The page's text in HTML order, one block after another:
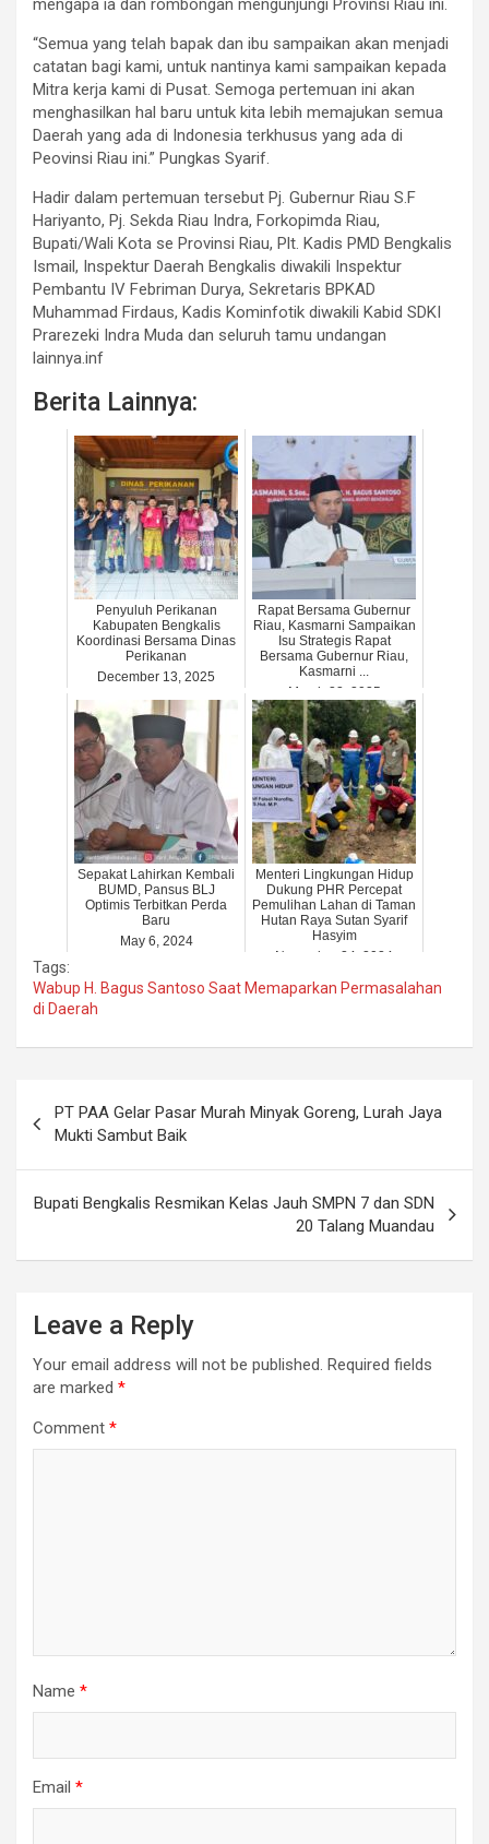
mengapa ia dan rombongan mengunjungi Provinsi Riau ini.
“Semua yang telah bapak dan ibu sampaikan akan menjadi
catatan bagi kami, untuk nantinya kami sampaikan kepada
Mitra kerja kami di Pusat. Semoga pertemuan ini akan
menghasilkan hal baru untuk kita lebih memajukan semua
Daerah yang ada di Indonesia terkhusus yang ada di
Peovinsi Riau ini.” Pungkas Syarif.
Hadir dalam pertemuan tersebut Pj. Gubernur Riau S.F
Hariyanto, Pj. Sekda Riau Indra, Forkopimda Riau,
Bupati/Wali Kota se Provinsi Riau, Plt. Kadis PMD Bengkalis
Ismail, Inspektur Daerah Bengkalis diwakili Inspektur
Pembantu IV Febriman Durya, Sekretaris BPKAD
Muhammad Firdaus, Kadis Kominfotik diwakili Kabid SDKI
Prarezeki Indra Muda dan seluruh tamu undangan
lainnya.inf
Berita Lainnya:
Penyuluh Perikanan
Kabupaten Bengkalis
Koordinasi Bersama Dinas
Perikanan
December 13, 2025
Rapat Bersama Gubernur
Riau, Kasmarni Sampaikan
Isu Strategis Rapat
Bersama Gubernur Riau,
Kasmarni ...
March 22, 2025
Sepakat Lahirkan Kembali
BUMD, Pansus BLJ
Optimis Terbitkan Perda
Baru
May 6, 2024
Menteri Lingkungan Hidup
Dukung PHR Percepat
Pemulihan Lahan di Taman
Hutan Raya Sutan Syarif
Hasyim
November 24, 2024
Tags:
Wabup H. Bagus Santoso Saat Memaparkan Permasalahan
di Daerah
navigation
PT PAA Gelar Pasar Murah Minyak Goreng, Lurah Jaya
Mukti Sambut Baik
Bupati Bengkalis Resmikan Kelas Jauh SMPN 7 dan SDN
20 Talang Muandau
Leave a Reply
Your email address will not be published. Required fields
are marked *
Comment *
Name *
Email *